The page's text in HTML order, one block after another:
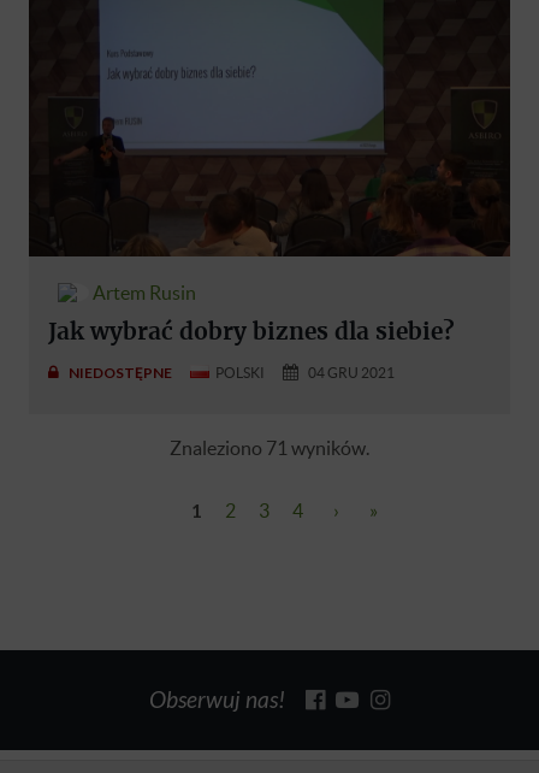
Artem Rusin
Jak wybrać dobry biznes dla siebie?
NIEDOSTĘPNE POLSKI 04 GRU 2021
Znaleziono 71 wyników.
1 2 3 4 › »
Obserwuj nas!